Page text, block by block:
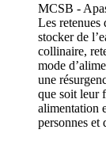
MCSB -
Les retenues
stocker de
collinaire,
mode
une
que soit leur
alimentation
personnes